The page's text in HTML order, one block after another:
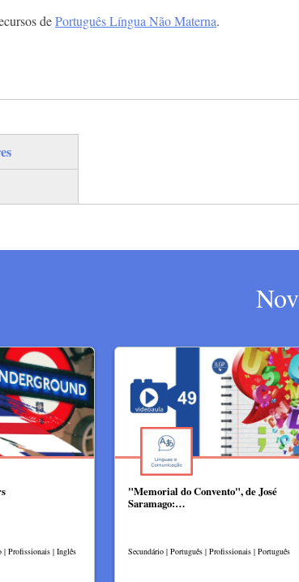
dePortuguês Língua Não Materna.
| Profissionais | Inglês
"Memorial do Convento", de José
Saramago:…
Secundário | Português | Profissionais | Português